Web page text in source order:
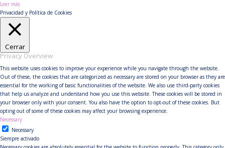
Leer más
Privacidad y Política de Cookies
Cerrar
Privacy Overview
This website uses cookies to improve your experience while you navigate through the website.
Out of these, the cookies that are categorized as necessary are stored on your browser as they are
essential for the working of basic functionalities of the website. We also use third-party cookies
that help us analyze and understand how you use this website. These cookies will be stored in
your browser only with your consent. You also have the option to opt-out of these cookies. But
opting out of some of these cookies may affect your browsing experience.
Necessary
Necessary
Siempre activado